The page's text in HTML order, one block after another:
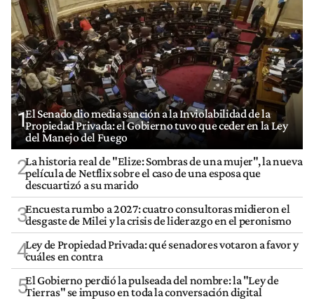
1El Senado dio media sanción a la Inviolabilidad de la
Propiedad Privada: el Gobierno tuvo que ceder en la Ley
del Manejo del Fuego
2La historia real de "Elize: Sombras de una mujer", la nueva
película de Netflix sobre el caso de una esposa que
descuartizó a su marido
3Encuesta rumbo a 2027: cuatro consultoras midieron el
desgaste de Milei y la crisis de liderazgo en el peronismo
4Ley de Propiedad Privada: qué senadores votaron a favor y
cuáles en contra
5El Gobierno perdió la pulseada del nombre: la "Ley de
Tierras" se impuso en toda la conversación digital